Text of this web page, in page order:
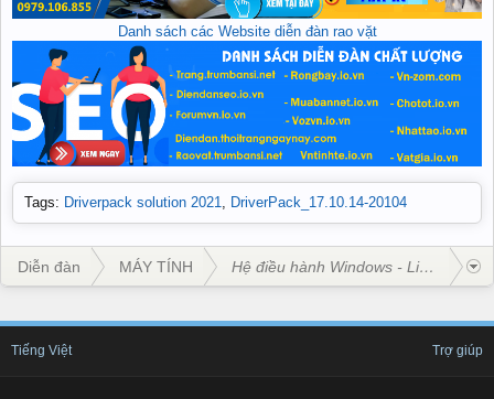
Danh sách các Website diễn đàn rao vặt
Tags: Driverpack solution 2021 DriverPack_17.10.14-20104
Diễn đàn MÁY TÍNH Hệ điều hành Windows - Linux - Mac
Tiếng Việt Trợ giúp